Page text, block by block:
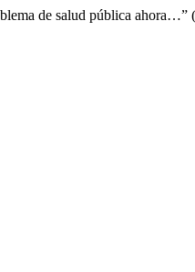
de salud pública ahora…”